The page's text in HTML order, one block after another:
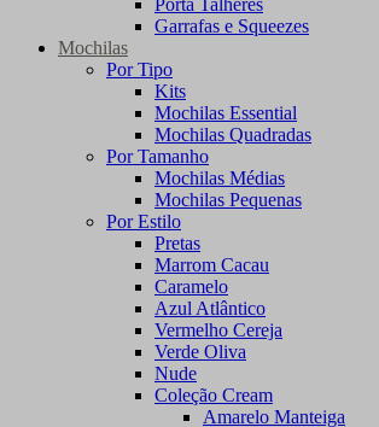
Porta Talheres
Garrafas e Squeezes
Mochilas
Por Tipo
Kits
Mochilas Essential
Mochilas Quadradas
Por Tamanho
Mochilas Médias
Mochilas Pequenas
Por Estilo
Pretas
Marrom Cacau
Caramelo
Azul Atlântico
Vermelho Cereja
Verde Oliva
Nude
Coleção Cream
Amarelo Manteiga